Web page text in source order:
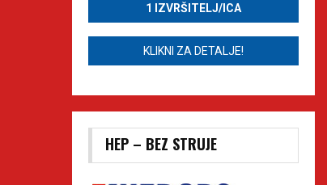
1 IZVRŠITELJ/ICA
KLIKNI ZA DETALJE!
HEP – BEZ STRUJE